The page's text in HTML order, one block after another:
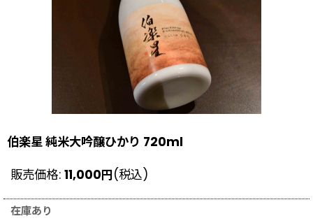
伯楽星 純米大吟醸ひかり 720ml
販売価格: 11,000円(税込)
在庫あり